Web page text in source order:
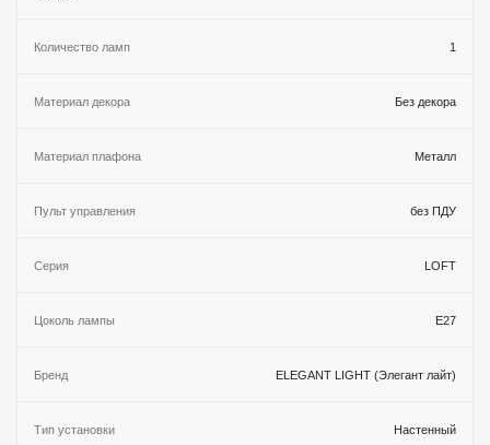
Количество ламп 1
Материал декора Без декора
Материал плафона Металл
Пульт управления без ПДУ
Серия LOFT
Цоколь лампы E27
Бренд ELEGANT LIGHT (Элегант лайт)
Тип установки Настенный